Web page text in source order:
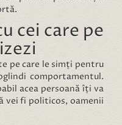
cei care pe
pe care le simți pentru
comportamentul.
acea persoană îți va
vei fi politicos, oamenii